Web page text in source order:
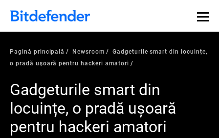
Pagină principală Newsroom
Gadgeturile smart din locuințe,
o pradă ușoară pentru hackeri amatori
Gadgeturile smart din
locuințe, o pradă ușoară
pentru hackeri amatori